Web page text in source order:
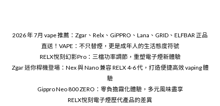
度
號
2026 年 7月 vape 推薦：Zgar、Relx、GiPPRO、Lana、GRID、ELFBAR 正品
直送！VAPE：不只替煙，更是成年人的生活態度符號
RELX悅刻幻影Pro：三檔功率調節，重塑電子煙新體驗
Zgar 迷你桿機登場：Nex 與 Nano 兼容 RELX 4-6 代，打造便捷高效 vaping 體
驗
Gippro Neo 800 ZERO：零負擔霧化體驗，多元風味盡享
RELX悅刻電子煙歷代產品的差異